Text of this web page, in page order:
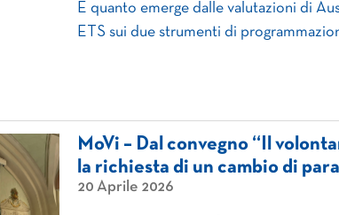
È quanto emerge dalle valutazioni di
ETS sui due strumenti di
MoVi – Dal convegno “Il
la richiesta di un cambio di
20 Aprile 2026